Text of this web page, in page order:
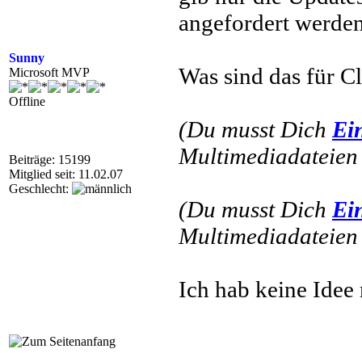
Sunny
Microsoft MVP
Offline
Beiträge: 15199
Mitglied seit: 11.02.07
Geschlecht:
angefordert
Was sind das für
(Du musst Dich
(Du musst Dich
Ich hab keine Idee